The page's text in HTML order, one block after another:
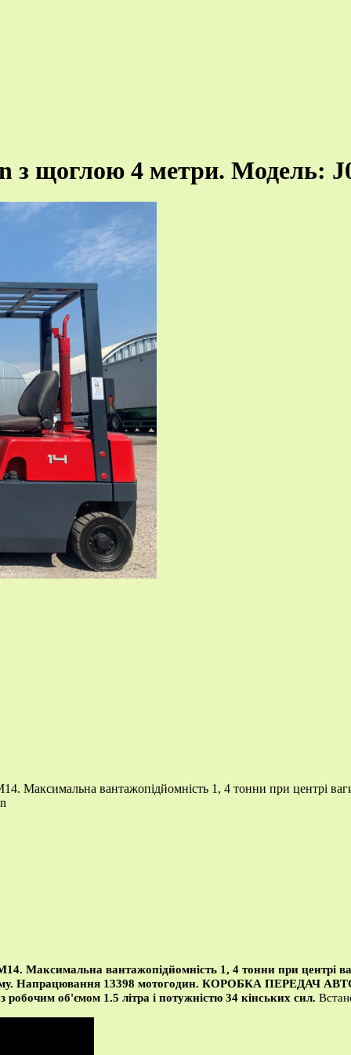
з щоглою 4 метри. Модель:
Максимальна вантажопідйомність 1, 4 тонни при центрі
Максимальна вантажопідйомність 1, 4 тонни при центрі
Напрацювання 13398 мотогодин. КОРОБКА ПЕРЕДАЧ
об'ємом 1.5 літра і потужністю 34 кінських сил.